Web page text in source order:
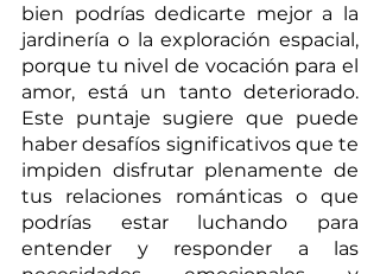
bien podrías dedicarte mejor a la
jardinería o la exploración espacial,
porque tu nivel de vocación para el
amor, está un tanto deteriorado.
Este puntaje sugiere que puede
haber desafíos significativos que te
impiden disfrutar plenamente de
tus relaciones románticas o que
podrías estar luchando para
entender y responder a las